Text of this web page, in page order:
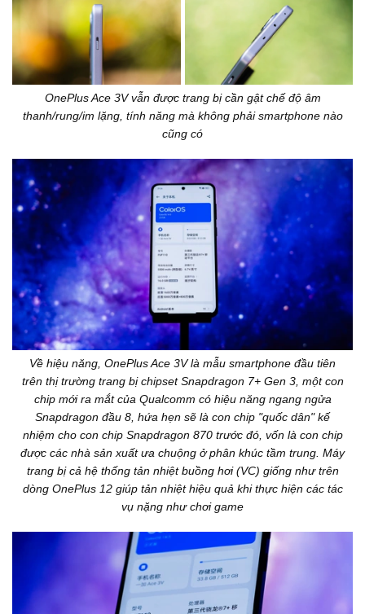
OnePlus Ace 3V vẫn được trang bị cần gật chế độ âm
thanh/rung/im lặng, tính năng mà không phải smartphone nào
cũng có
Về hiệu năng, OnePlus Ace 3V là mẫu smartphone đầu tiên
trên thị trường trang bị chipset Snapdragon 7+ Gen 3, một con
chip mới ra mắt của Qualcomm có hiệu năng ngang ngửa
Snapdragon đầu 8, hứa hẹn sẽ là con chip "quốc dân" kế
nhiệm cho con chip Snapdragon 870 trước đó, vốn là con chip
được các nhà sản xuất ưa chuộng ở phân khúc tầm trung. Máy
trang bị cả hệ thống tản nhiệt buồng hơi (VC) giống như trên
dòng OnePlus 12 giúp tản nhiệt hiệu quả khi thực hiện các tác
vụ nặng như chơi game